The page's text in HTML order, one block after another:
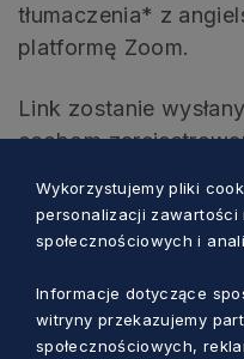
tłumaczenia* z
platformę Zoom.
Link zostanie
osobom
Wykorzystujemy pliki
personalizacji zawartości
społecznościowych i
Informacje dotyczące
witryny przekazujemy
społecznościowych,